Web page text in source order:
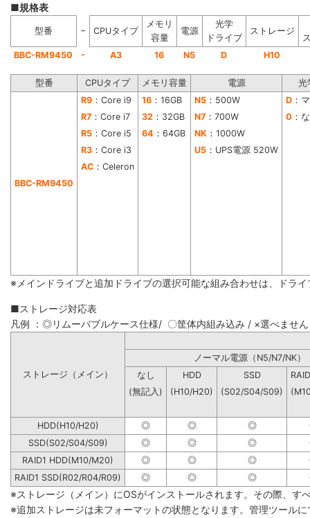
■規格表
型番 − CPUタイプ
メモリ
容量
電源
光学
ドライブ
ストレージ
BBC-RM9450
- A3 16 N5 D H10
型番 CPUタイプ メモリ容量 電源 光
BBC-RM9450
R9 ：Core i9 16 ：16GB N5 ：500W D ：
R7 ：Core i7 32 ：32GB N7 ：700W 0 ：
R5 ：Core i5 64 ：64GB NK ：1000W
R3 ：Core i3 U5 ：UPS電源 520W
AC ：Celeron
※メインドライブと追加ドライブの選択可能な組み合わせは、ドラ
■ストレージ対応表
凡例 ：◎リムーバブルケース仕様/ 〇筐体内組み込み / ×選べません
ノーマル電源（N5/
ストレージ（メイン）
なし HDD SSD
(無記入)
(H10/H20) (S02/S04/S09)
HDD(H10/H20) ◎ ◎ ◎
SSD(S02/S04/S09)
◎ ◎ ◎
RAID1 HDD(M10/M20)
◎ ◎ ◎
RAID1 SSD(R02/R04/R09)
◎ ◎ ◎
※ストレージ（メイン）にOSがインストールされます。その際、す
※追加ストレージは未フォーマットの状態となります。管理ツール